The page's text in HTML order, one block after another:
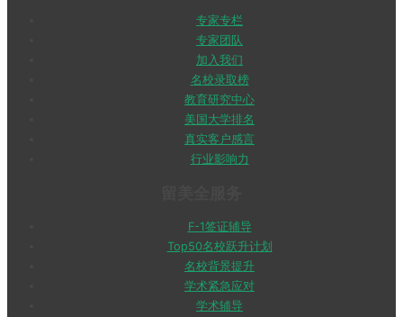
专家专栏
专家团队
加入我们
名校录取榜
教育研究中心
美国大学排名
真实客户感言
行业影响力
F-1签证辅导
Top50名校跃升计划
名校背景提升
学术紧急应对
学术辅导